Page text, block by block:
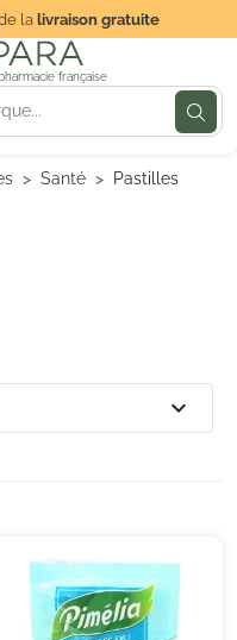
lalivraison gratuite
française
Santé Pastilles
expand_more